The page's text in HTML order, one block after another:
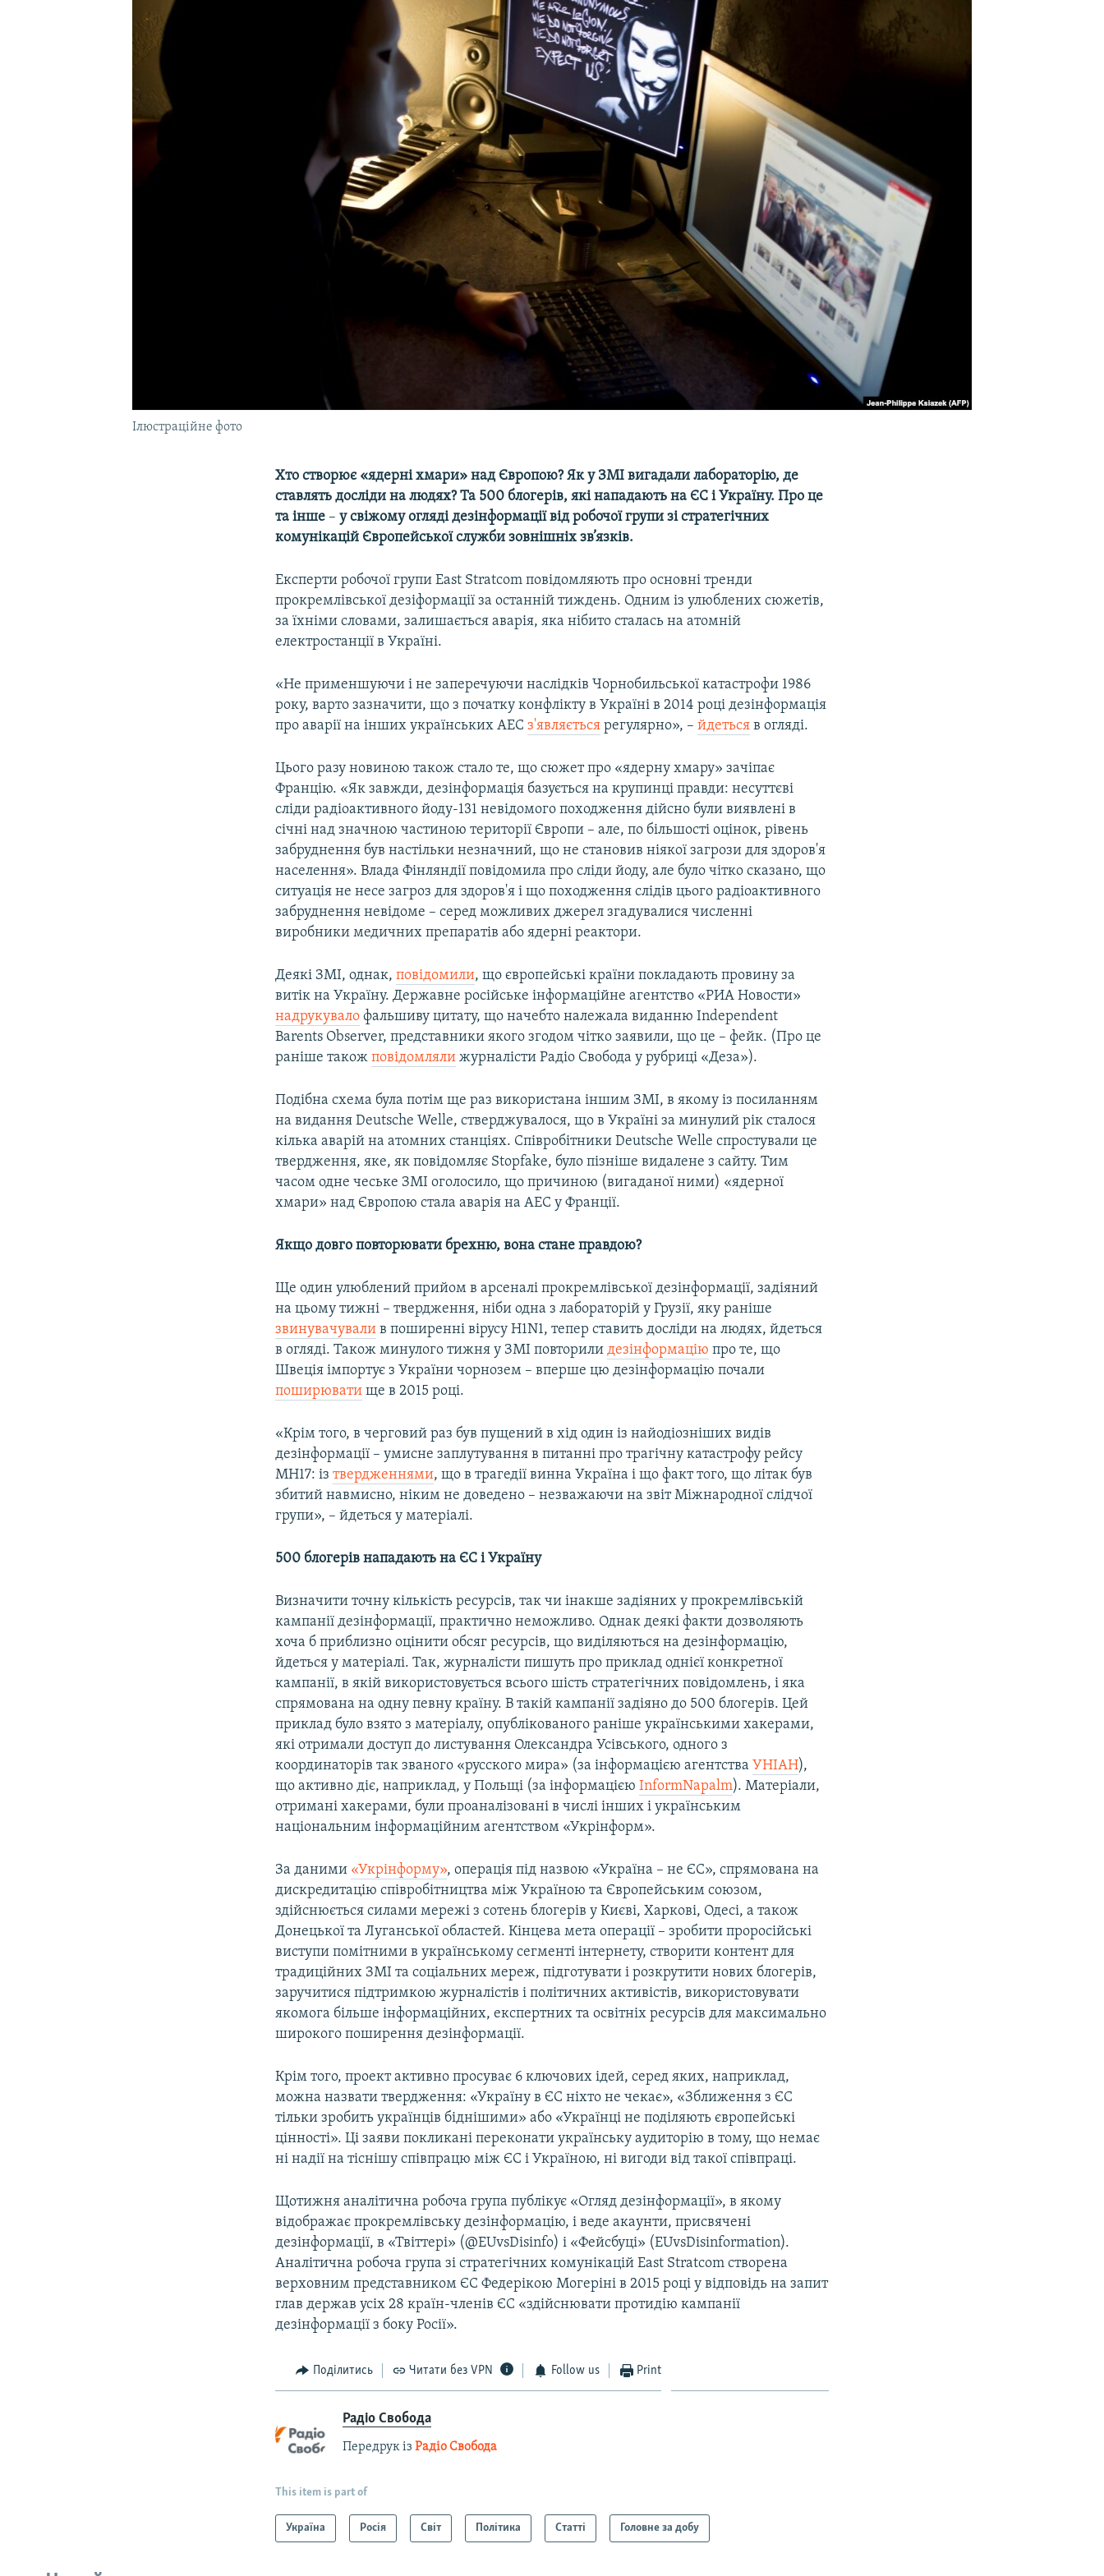
Ілюстраційне фото
Хто створює «ядерні хмари» над Європою? Як у ЗМІ вигадали лабораторію, де
ставлять досліди на людях? Та 500 блогерів, які нападають на ЄС і Україну. Про це
та інше – у свіжому огляді дезінформації від робочої групи зі стратегічних
комунікацій Європейської служби зовнішніх зв’язків.
Експерти робочої групи East Stratcom повідомляють про основні тренди
прокремлівської дезіформації за останній тиждень. Одним із улюблених сюжетів,
за їхніми словами, залишається аварія, яка нібито сталась на атомній
електростанції в Україні.
«Не применшуючи і не заперечуючи наслідків Чорнобильської катастрофи 1986
року, варто зазначити, що з початку конфлікту в Україні в 2014 році дезінформація
про аварії на інших українських АЕСз'являється регулярно», –йдеться в огляді.
Цього разу новиною також стало те, що сюжет про «ядерну хмару» зачіпає
Францію. «Як завжди, дезінформація базується на крупинці правди: несуттєві
сліди радіоактивного йоду-131 невідомого походження дійсно були виявлені в
січні над значною частиною території Європи – але, по більшості оцінок, рівень
забруднення був настільки незначний, що не становив ніякої загрози для здоров'я
населення». Влада Фінляндії повідомила про сліди йоду, але було чітко сказано, що
ситуація не несе загроз для здоров'я і що походження слідів цього радіоактивного
забруднення невідоме – серед можливих джерел згадувалися численні
виробники медичних препаратів або ядерні реактори.
Деякі ЗМІ, однак,повідомили, що європейські країни покладають провину за
витік на Україну. Державне російське інформаційне агентство «РИА Новости»
надрукувало фальшиву цитату, що начебто належала виданню Independent
Barents Observer, представники якого згодом чітко заявили, що це – фейк. (Про це
раніше такожповідомляли журналісти Радіо Свобода у рубриці «Деза»).
Подібна схема була потім ще раз використана іншим ЗМІ, в якому із посиланням
на видання Deutsche Welle, стверджувалося, що в Україні за минулий рік сталося
кілька аварій на атомних станціях. Співробітники Deutsche Welle спростували це
твердження, яке, як повідомляє Stopfake, було пізніше видалене з сайту. Тим
часом одне чеське ЗМІ оголосило, що причиною (вигаданої ними) «ядерної
хмари» над Європою стала аварія на АЕС у Франції.
Якщо довго повторювати брехню, вона стане правдою?
Ще один улюблений прийом в арсеналі прокремлівської дезінформації, задіяний
на цьому тижні – твердження, ніби одна з лабораторій у Грузії, яку раніше
звинувачували в поширенні вірусу H1N1, тепер ставить досліди на людях, йдеться
в огляді. Також минулого тижня у ЗМІ повторилидезінформацію про те, що
Швеція імпортує з України чорнозем – вперше цю дезінформацію почали
поширювати ще в 2015 році.
«Крім того, в черговий раз був пущений в хід один із найодіозніших видів
дезінформації – умисне заплутування в питанні про трагічну катастрофу рейсу
MH17: ізтвердженнями, що в трагедії винна Україна і що факт того, що літак був
збитий навмисно, ніким не доведено – незважаючи на звіт Міжнародної слідчої
групи», – йдеться у матеріалі.
500 блогерів нападають на ЄС і Україну
Визначити точну кількість ресурсів, так чи інакше задіяних у прокремлівській
кампанії дезінформації, практично неможливо. Однак деякі факти дозволяють
хоча б приблизно оцінити обсяг ресурсів, що виділяються на дезінформацію,
йдеться у матеріалі. Так, журналісти пишуть про приклад однієї конкретної
кампанії, в якій використовується всього шість стратегічних повідомлень, і яка
спрямована на одну певну країну. В такій кампанії задіяно до 500 блогерів. Цей
приклад було взято з матеріалу, опублікованого раніше українськими хакерами,
які отримали доступ до листування Олександра Усівського, одного з
координаторів так званого «русского мира» (за інформацією агентстваУНІАН),
що активно діє, наприклад, у Польщі (за інформацієюInformNapalm). Матеріали,
отримані хакерами, були проаналізовані в числі інших і українським
національним інформаційним агентством «Укрінформ».
За даними «Укрінформу», операція під назвою «Україна – не ЄС», спрямована на
дискредитацію співробітництва між Україною та Європейським союзом,
здійснюється силами мережі з сотень блогерів у Києві, Харкові, Одесі, а також
Донецької та Луганської областей. Кінцева мета операції – зробити проросійські
виступи помітними в українському сегменті інтернету, створити контент для
традиційних ЗМІ та соціальних мереж, підготувати і розкрутити нових блогерів,
заручитися підтримкою журналістів і політичних активістів, використовувати
якомога більше інформаційних, експертних та освітніх ресурсів для максимально
широкого поширення дезінформації.
Крім того, проект активно просуває 6 ключових ідей, серед яких, наприклад,
можна назвати твердження: «Україну в ЄС ніхто не чекає», «Зближення з ЄС
тільки зробить українців біднішими» або «Українці не поділяють європейські
цінності». Ці заяви покликані переконати українську аудиторію в тому, що немає
ні надії на тіснішу співпрацю між ЄС і Україною, ні вигоди від такої співпраці.
Щотижня аналітична робоча група публікує «Огляд дезінформації», в якому
відображає прокремлівську дезінформацію, і веде акаунти, присвячені
дезінформації, в «Твіттері» (@EUvsDisinfo) і «Фейсбуці» (EUvsDisinformation).
Аналітична pобоча група зі стратегічних комунікацій East Stratcom створена
верховним представником ЄС Федерікою Могеріні в 2015 році у відповідь на запит
глав держав усіх 28 країн-членів ЄС «здійснювати протидію кампанії
дезінформації з боку Росії».
Поділитись Читати без VPN Follow us Print
Радіо Свобода
Передрук ізРадіо Свобода
This item is part of
Україна Росія Світ Політика Статті Головне за добу